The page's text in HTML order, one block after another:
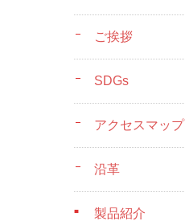
ご挨拶
SDGs
アクセスマップ
沿革
製品紹介